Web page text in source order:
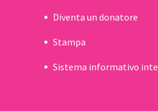
Diventa un donatore
Stampa
Sistema informativo